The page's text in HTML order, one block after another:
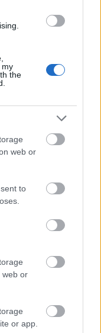
my
the
web or
to
web or
or app.
χρώματα στην
Πότε είναι